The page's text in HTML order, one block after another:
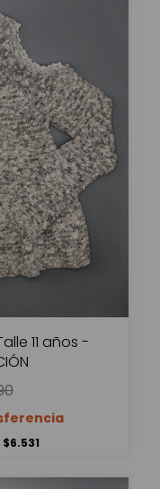
11 años -
$6.531